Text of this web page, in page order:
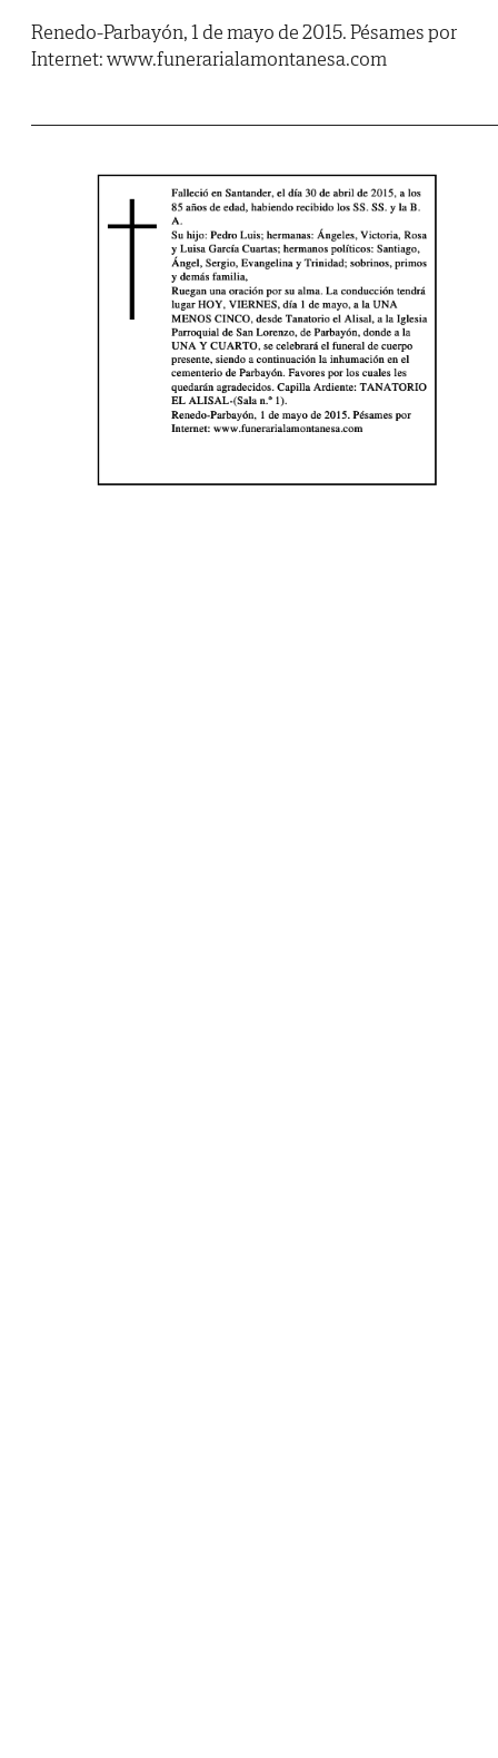
Renedo-Parbayón, 1 de mayo de 2015. Pésames por
Internet: www.funerarialamontanesa.com